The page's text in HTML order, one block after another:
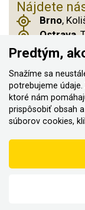
Nájdete
Brno,
Ostrava,
Praha 14
© 2011–2026
vyhradené
Vytvorilo
Podľa zákona o
line; v prípade
Predtým,
Snažíme sa
potrebujeme
ktoré nám
prispôsobiť obsah
súborov cookies,